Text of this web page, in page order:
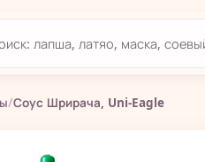
/Соус Шрирача, Uni-Eagle